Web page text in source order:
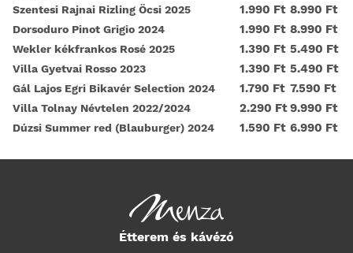
Szentesi Rajnai Rizling Öcsi 2025 1.990 Ft 8.990 Ft
Dorsoduro Pinot Grigio 2024 1.990 Ft 8.990 Ft
Wekler kékfrankos Rosé 2025 1.390 Ft 5.490 Ft
Villa Gyetvai Rosso 2023 1.390 Ft 5.490 Ft
Gál Lajos Egri Bikavér Selection 2024 1.790 Ft 7.590 Ft
Villa Tolnay Névtelen 2022/2024 2.290 Ft9.990 Ft
Dúzsi Summer red (Blauburger) 2024 1.590 Ft 6.990 Ft
Étterem és kávézó